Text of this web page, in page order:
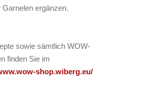
ergänzen.
sowie sämtlich WOW-
finden Sie im
shop.wiberg.eu/